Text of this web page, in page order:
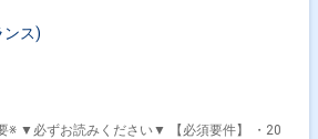
ポートを精査し、自社環境への影響度を精査
ンス)
※ ▼必ずお読みください▼ 【必須要件】 ・20